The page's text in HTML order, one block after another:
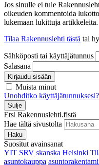
Jos sinulle ei tule
oikeuden kommentoida
lukemaan lukittuja artikkeleita.
Tilaa Rakennuslehti tästä tai
Sähköposti tai käyttäjätunnus
Salasana
Kirjaudu sisään
Muista minut
Unohditko käyttäjätunnuksesi?
Sulje
Etsi Rakennuslehti.fistä
Hae tältä sivustolta
Haku
Suositut avainsanat
YIT SRV skanska Helsinki
asuntokauppa